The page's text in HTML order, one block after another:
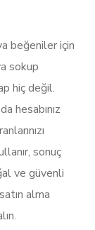
beğeniler için
sokup
hiç değil.
hesabınız
sonuç
ve güvenli
alma